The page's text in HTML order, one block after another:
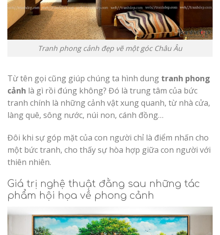
Tranh phong cảnh đẹp vẽ một góc Châu Âu
Từ tên gọi cũng giúp chúng ta hình dung tranh phong
cảnh là gì rồi đúng không? Đó là trung tâm của bức
tranh chính là những cảnh vật xung quanh, từ nhà cửa,
làng quê, sông nước, núi non, cánh đồng…
Đôi khi sự góp mặt của con người chỉ là điểm nhấn cho
một bức tranh, cho thấy sự hòa hợp giữa con người với
thiên nhiên.
Giá trị nghệ thuật đằng sau những tác
phẩm hội họa về phong cảnh